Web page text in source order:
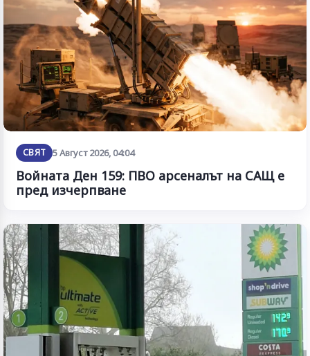
СВЯТ 5 Август 2026, 04:04
Войната Ден 159: ПВО арсеналът на САЩ е
пред изчерпване